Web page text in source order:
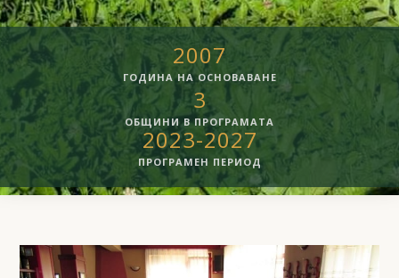
2007
ГОДИНА НА ОСНОВАВАНЕ
3
ОБЩИНИ В ПРОГРАМАТА
2023-2027
ПРОГРАМЕН ПЕРИОД